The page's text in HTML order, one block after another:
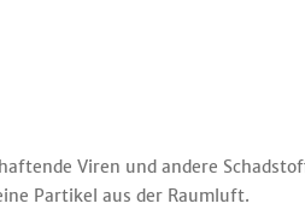
Viren und andere
Partikel aus der Raumluft.